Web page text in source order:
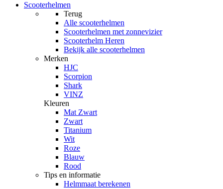
Scooterhelmen
Terug
Alle scooterhelmen
Scooterhelmen met zonnevizier
Scooterhelm Heren
Bekijk alle scooterhelmen
Merken
HJC
Scorpion
Shark
VINZ
Kleuren
Mat Zwart
Zwart
Titanium
Wit
Roze
Blauw
Rood
Tips en informatie
Helmmaat berekenen